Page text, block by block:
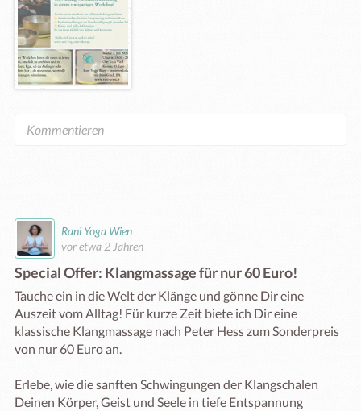
Rani Yoga Wien
vor etwa 2 Jahren
Special Offer: Klangmassage für nur 60 Euro!
Tauche ein in die Welt der Klänge und gönne Dir eine
Auszeit vom Alltag! Für kurze Zeit biete ich Dir eine
klassische Klangmassage nach Peter Hess zum Sonderpreis
von nur 60 Euro an.
Erlebe, wie die sanften Schwingungen der Klangschalen
Deinen Körper, Geist und Seele in tiefe Entspannung